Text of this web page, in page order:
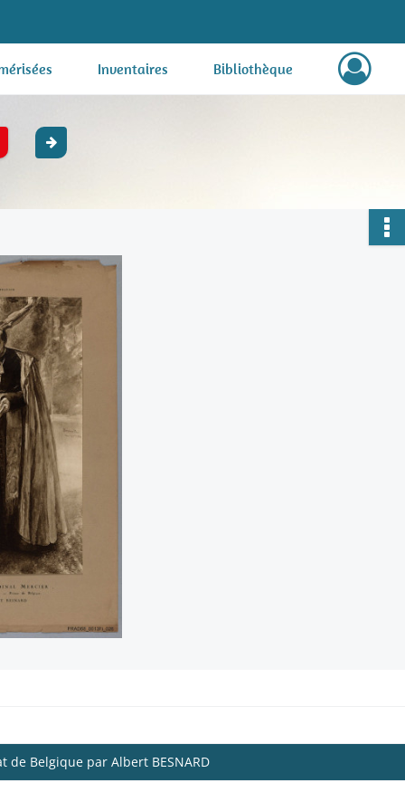
Inventaires Bibliothèque
de Belgique par Albert BESNARD